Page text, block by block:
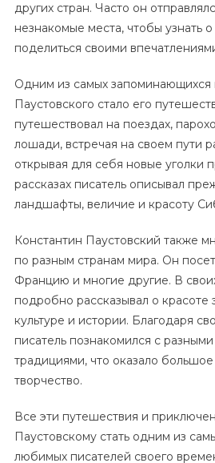
других стран. Часто он
незнакомые места, чтобы узнать
поделиться своими
Одним из самых запоминающихся
Паустовского стало его
путешествовал на поездах,
лошади, встречая на своем пути
открывая для себя новые уголки
рассказах писатель описывал
ландшафты, величие и красоту
Константин Паустовский также
по разным странам мира. Он
Францию и многие другие. В
подробно рассказывал о красоте
культуре и истории. Благодаря
писатель познакомился с
традициями, что оказало
творчество.
Все эти путешествия и
Паустовскому стать одним из
любимых писателей своего